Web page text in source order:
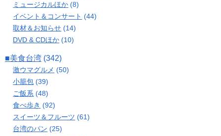
ミュージカルほか (8)
イベント＆コンサート (44)
取材＆お知らせ (14)
DVD & CDほか (10)
■美食台湾 (342)
激ウマグルメ (50)
小籠包 (39)
ご飯系 (48)
食べ歩き (92)
スイーツ＆フルーツ (61)
台湾のパン (25)